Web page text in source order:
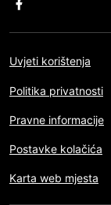
Uvjeti korištenja
Politika privatnosti
Pravne informacije
Postavke kolačića
Karta web mjesta